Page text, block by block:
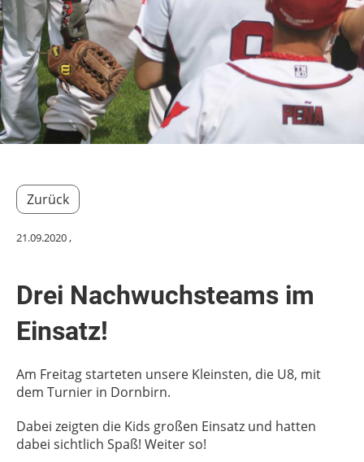
Zurück
21.09.2020,
Drei Nachwuchsteams im
Einsatz!
Am Freitag starteten unsere Kleinsten, die U8, mit
dem Turnier in Dornbirn.
Dabei zeigten die Kids großen Einsatz und hatten
dabei sichtlich Spaß! Weiter so!